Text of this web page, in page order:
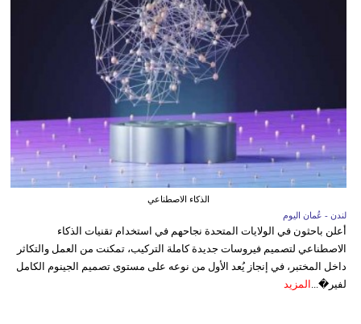
الذكاء الاصطناعي
لندن - عُمان اليوم
أعلن باحثون في الولايات المتحدة نجاحهم في استخدام تقنيات الذكاء
الاصطناعي لتصميم فيروسات جديدة كاملة التركيب، تمكنت من العمل والتكاثر
داخل المختبر، في إنجاز يُعد الأول من نوعه على مستوى تصميم الجينوم الكامل
لفير�...
المزيد